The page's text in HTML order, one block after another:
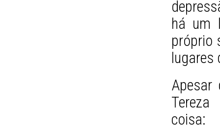
há um
próprio
Apesar
coisa: